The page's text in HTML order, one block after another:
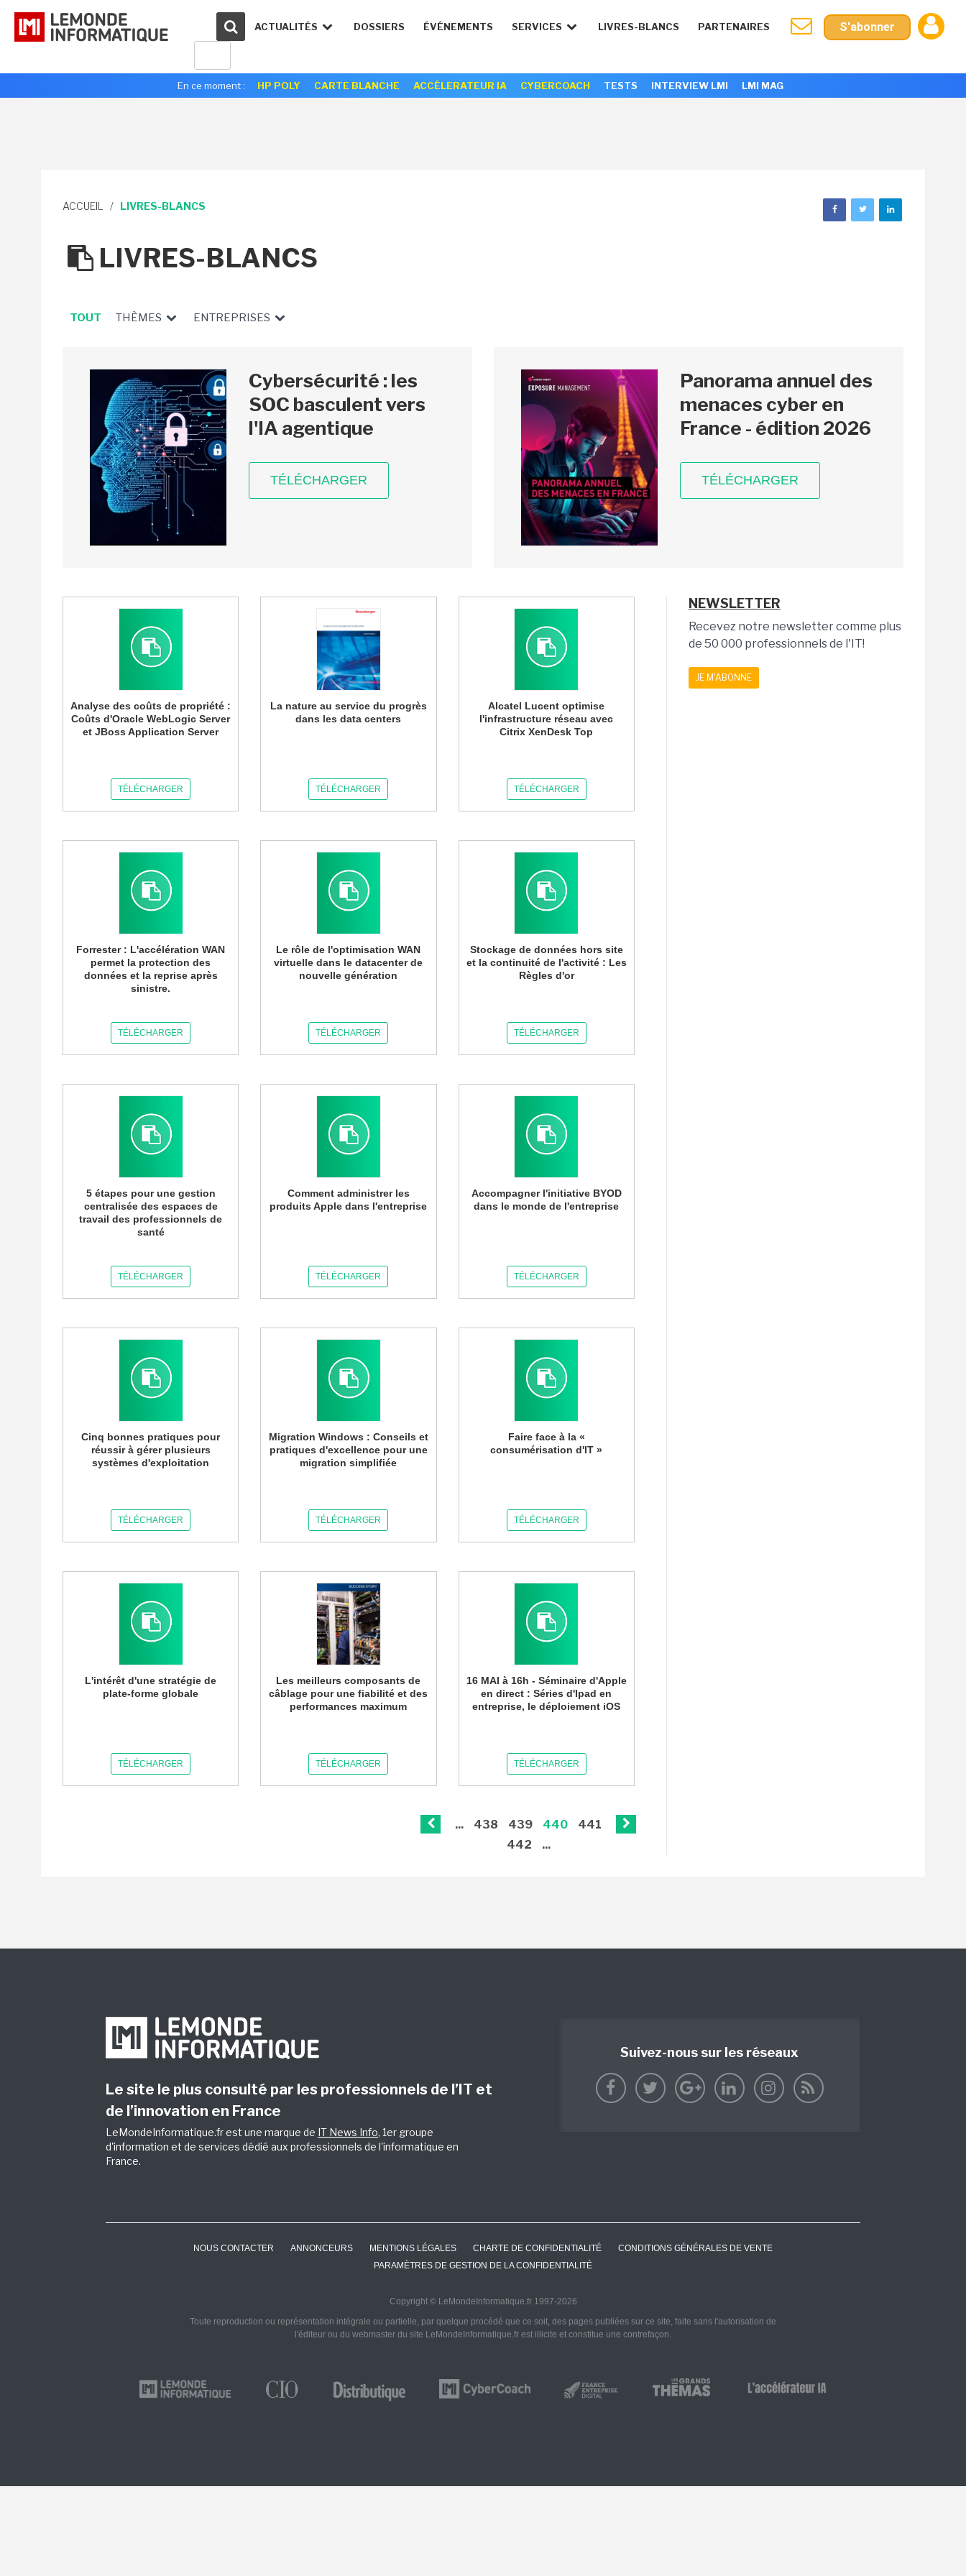
ACTUALITÉS DOSSIERS ÉVÉNEMENTS SERVICES LIVRES-BLANCS PARTENAIRES S'abonner
En ce moment : HP POLY CARTE BLANCHE ACCÉLERATEUR IA CYBERCOACH TESTS INTERVIEW LMI LMI MAG
ACCUEIL / LIVRES-BLANCS
LIVRES-BLANCS
TOUT THÈMES ENTREPRISES
Cybersécurité : les
SOC basculent vers
l'IA agentique
TÉLÉCHARGER
Panorama annuel des
menaces cyber en
France - édition 2026
TÉLÉCHARGER
Analyse des coûts de propriété :
Coûts d'Oracle WebLogic Server
et JBoss Application Server
TÉLÉCHARGER
La nature au service du progrès
dans les data centers
TÉLÉCHARGER
Alcatel Lucent optimise
l'infrastructure réseau avec
Citrix XenDesk Top
TÉLÉCHARGER
Forrester : L'accélération WAN
permet la protection des
données et la reprise après
sinistre.
TÉLÉCHARGER
Le rôle de l'optimisation WAN
virtuelle dans le datacenter de
nouvelle génération
TÉLÉCHARGER
Stockage de données hors site
et la continuité de l'activité : Les
Règles d'or
TÉLÉCHARGER
5 étapes pour une gestion
centralisée des espaces de
travail des professionnels de
santé
TÉLÉCHARGER
Comment administrer les
produits Apple dans l'entreprise
TÉLÉCHARGER
Accompagner l'initiative BYOD
dans le monde de l'entreprise
TÉLÉCHARGER
Cinq bonnes pratiques pour
réussir à gérer plusieurs
systèmes d'exploitation
TÉLÉCHARGER
Migration Windows : Conseils et
pratiques d'excellence pour une
migration simplifiée
TÉLÉCHARGER
Faire face à la «
consumérisation d'IT »
TÉLÉCHARGER
L'intérêt d'une stratégie de
plate-forme globale
TÉLÉCHARGER
Les meilleurs composants de
câblage pour une fiabilité et des
performances maximum
TÉLÉCHARGER
16 MAI à 16h - Séminaire d'Apple
en direct : Séries d'Ipad en
entreprise, le déploiement iOS
TÉLÉCHARGER
... 438 439 440
441
442
...
NEWSLETTER
Recevez notre newsletter comme plus
de 50 000 professionnels de l'IT!
JE M'ABONNE
Le site le plus consulté par les professionnels de l’IT et
de l’innovation en France
LeMondeInformatique.fr est une marque de IT News Info, 1er groupe
d'information et de services dédié aux professionnels de l'informatique en
France.
Suivez-nous sur les réseaux
NOUS CONTACTER ANNONCEURS MENTIONS LÉGALES CHARTE DE CONFIDENTIALITÉ
CONDITIONS GÉNÉRALES DE VENTE
PARAMÈTRES DE GESTION DE LA CONFIDENTIALITÉ
Copyright © LeMondeInformatique.fr 1997-2026
Toute reproduction ou représentation intégrale ou partielle, par quelque procédé que ce soit, des pages publiées sur ce site, faite sans l'autorisation de
l'éditeur ou du webmaster du site LeMondeInformatique.fr est illicite et constitue une contrefaçon.